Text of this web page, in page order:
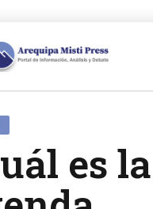
es la